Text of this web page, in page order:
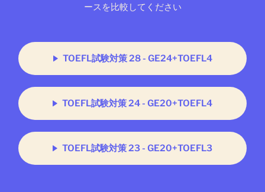
ースを比較してください
TOEFL試験対策 28 - GE24+TOEFL4
TOEFL試験対策 24 - GE20+TOEFL4
TOEFL試験対策 23 - GE20+TOEFL3